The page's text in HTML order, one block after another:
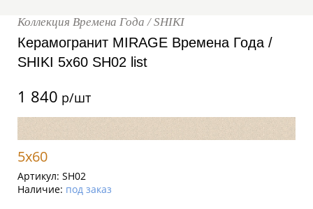
Коллекция Времена Года / SHIKI
Керамогранит MIRAGE Времена Года /
SHIKI 5x60 SH02 list
1 840 р/шт
5x60
Артикул: SH02
Наличие: под заказ